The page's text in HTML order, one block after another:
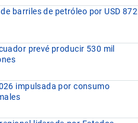
barriles de petróleo por USD 872
prevé producir 530 mil
impulsada por consumo